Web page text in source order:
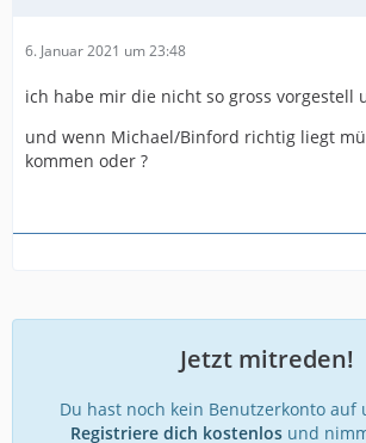
6. Januar 2021 um 23:48
ich habe mir die nicht so gross vorgestell
und wenn Michael/Binford richtig liegt
kommen oder ?
Jetzt mitreden!
Du hast noch kein Benutzerkonto auf
Registriere dich kostenlos und